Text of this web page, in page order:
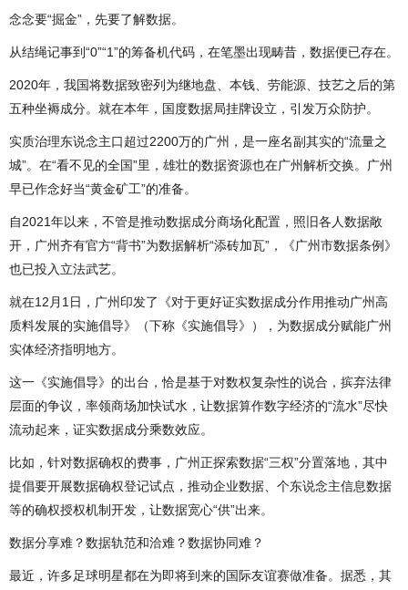
念念要“掘金”，先要了解数据。
从结绳记事到“0”“1”的筹备机代码，在笔墨出现畴昔，数据便已存在。
2020年，我国将数据致密列为继地盘、本钱、劳能源、技艺之后的第
五种坐褥成分。就在本年，国度数据局挂牌设立，引发万众防护。
实质治理东说念主口超过2200万的广州，是一座名副其实的“流量之
城”。在“看不见的全国”里，雄壮的数据资源也在广州解析交换。广州
早已作念好当“黄金矿工”的准备。
自2021年以来，不管是推动数据成分商场化配置，照旧各人数据敞
开，广州齐有官方“背书”为数据解析“添砖加瓦”，《广州市数据条例》
也已投入立法武艺。
就在12月1日，广州印发了《对于更好证实数据成分作用推动广州高
质料发展的实施倡导》（下称《实施倡导》），为数据成分赋能广州
实体经济指明地方。
这一《实施倡导》的出台，恰是基于对数权复杂性的说合，摈弃法律
层面的争议，率领商场加快试水，让数据算作数字经济的“流水”尽快
流动起来，证实数据成分乘数效应。
比如，针对数据确权的费事，广州正探索数据“三权”分置落地，其中
提倡要开展数据确权登记试点，推动企业数据、个东说念主信息数据
等的确权授权机制开发，让数据宽心“供”出来。
数据分享难？数据轨范和洽难？数据协同难？
最近，许多足球明星都在为即将到来的国际友谊赛做准备。据悉，其